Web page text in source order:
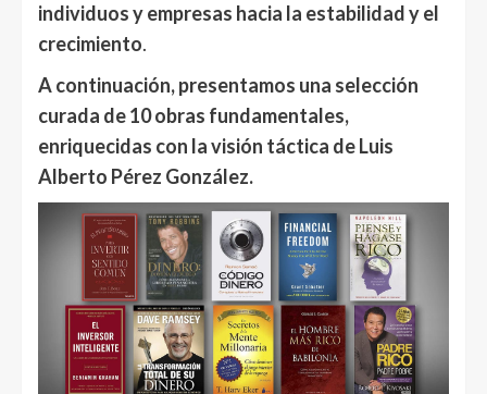
individuos y empresas hacia la estabilidad y el
crecimiento.
A continuación, presentamos una selección
curada de 10 obras fundamentales,
enriquecidas con la visión táctica de Luis
Alberto Pérez González.